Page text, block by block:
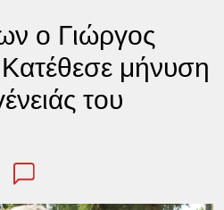
ο Γιώργος
μήνυση
του